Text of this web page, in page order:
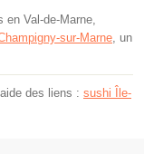
en Val-de-Marne,
sur-Marne, un
des liens : sushi Île-